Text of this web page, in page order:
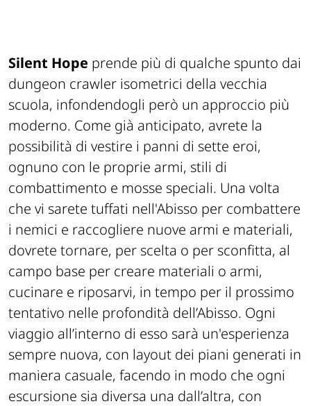
Silent Hope prende più di qualche spunto dai
dungeon crawler isometrici della vecchia
scuola, infondendogli però un approccio più
moderno. Come già anticipato, avrete la
possibilità di vestire i panni di sette eroi,
ognuno con le proprie armi, stili di
combattimento e mosse speciali. Una volta
che vi sarete tuffati nell'Abisso per combattere
i nemici e raccogliere nuove armi e materiali,
dovrete tornare, per scelta o per sconfitta, al
campo base per creare materiali o armi,
cucinare e riposarvi, in tempo per il prossimo
tentativo nelle profondità dell’Abisso. Ogni
viaggio all’interno di esso sarà un'esperienza
sempre nuova, con layout dei piani generati in
maniera casuale, facendo in modo che ogni
escursione sia diversa una dall’altra, con